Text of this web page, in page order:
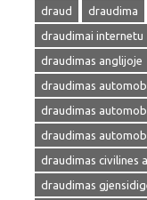
draud
draudima
draudimai internetu
draudimas anglijoje
draudimas
draudimas
draudimas
draudimas civilines
draudimas